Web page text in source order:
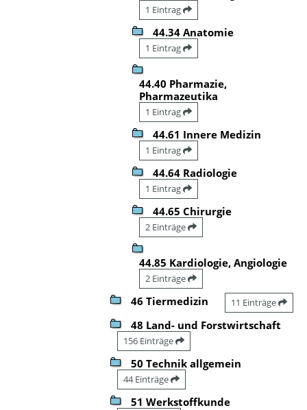
1 Eintrag
44.34 Anatomie
1 Eintrag
44.40 Pharmazie,
Pharmazeutika
1 Eintrag
44.61 Innere Medizin
1 Eintrag
44.64 Radiologie
1 Eintrag
44.65 Chirurgie
2 Einträge
44.85 Kardiologie, Angiologie
2 Einträge
46 Tiermedizin 11 Einträge
48 Land- und Forstwirtschaft
156 Einträge
50 Technik allgemein
44 Einträge
51 Werkstoffkunde